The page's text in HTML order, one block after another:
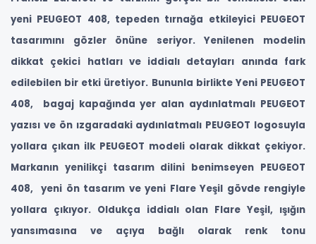
yeni PEUGEOT 408, tepeden tırnağa etkileyici PEUGEOT
tasarımını gözler önüne seriyor. Yenilenen modelin
dikkat çekici hatları ve iddialı detayları anında fark
edilebilen bir etki üretiyor. Bununla birlikte Yeni PEUGEOT
408, bagaj kapağında yer alan aydınlatmalı PEUGEOT
yazısı ve ön ızgaradaki aydınlatmalı PEUGEOT logosuyla
yollara çıkan ilk PEUGEOT modeli olarak dikkat çekiyor.
Markanın yenilikçi tasarım dilini benimseyen PEUGEOT
408, yeni ön tasarım ve yeni Flare Yeşil gövde rengiyle
yollara çıkıyor. Oldukça iddialı olan Flare Yeşil, ışığın
yansımasına ve açıya bağlı olarak renk tonu